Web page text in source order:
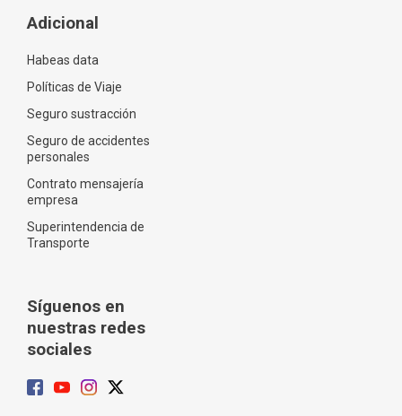
Adicional
Habeas data
Políticas de Viaje
Seguro sustracción
Seguro de accidentes
personales
Contrato mensajería
empresa
Superintendencia de
Transporte
Síguenos en
nuestras redes
sociales